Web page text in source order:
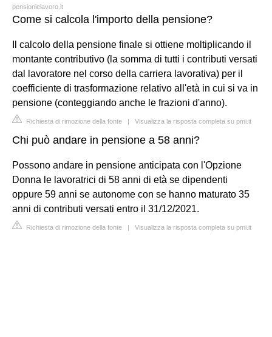
pensionielavoro.it
Come si calcola l'importo della pensione?
Il calcolo della pensione finale si ottiene moltiplicando il
montante contributivo (la somma di tutti i contributi versati
dal lavoratore nel corso della carriera lavorativa) per il
coefficiente di trasformazione relativo all'età in cui si va in
pensione (conteggiando anche le frazioni d'anno).
Richiesta di rimozione della fonte | Visualizza la risposta completa su pmi.it
Chi può andare in pensione a 58 anni?
Possono andare in pensione anticipata con l'Opzione
Donna le lavoratrici di 58 anni di età se dipendenti
oppure 59 anni se autonome con se hanno maturato 35
anni di contributi versati entro il 31/12/2021.
Richiesta di rimozione della fonte | Visualizza la risposta completa su pmi.it